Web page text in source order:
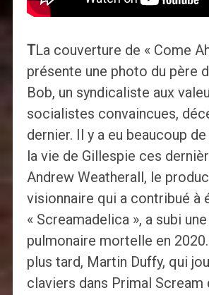
TLa couverture de « Come
présente une photo du père
Bob, un syndicaliste aux
socialistes convaincues,
dernier. Il y a eu beaucoup
la vie de Gillespie ces
Andrew Weatherall, le
visionnaire qui a contribué à
« Screamadelica », a subi
pulmonaire mortelle en
plus tard, Martin Duffy, qui
claviers dans Primal Scream